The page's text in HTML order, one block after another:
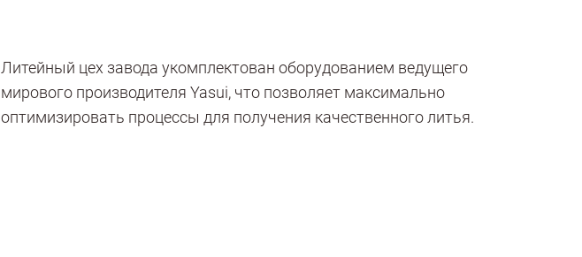
Литейный цех завода укомплектован оборудованием ведущего
мирового производителя Yasui, что позволяет максимально
оптимизировать процессы для получения качественного литья.